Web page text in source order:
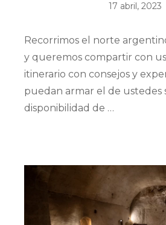
17 abril, 2023
Recorrimos el norte
y queremos compartir con
itinerario con consejos y
puedan armar el de ustedes
disponibilidad de …